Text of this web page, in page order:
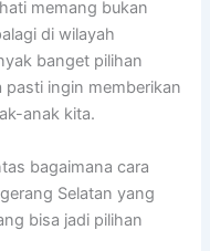
memang bukan
di wilayah
banget pilihan
pasti ingin memberikan
anak kita.
bagaimana cara
Selatan yang
bisa jadi pilihan